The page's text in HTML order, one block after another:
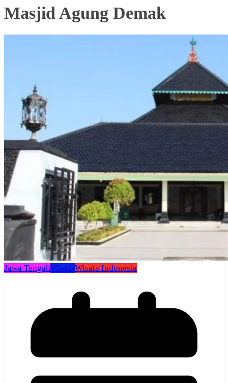
Masjid Agung Demak
Jawa TengahWisataWisata Indonesia